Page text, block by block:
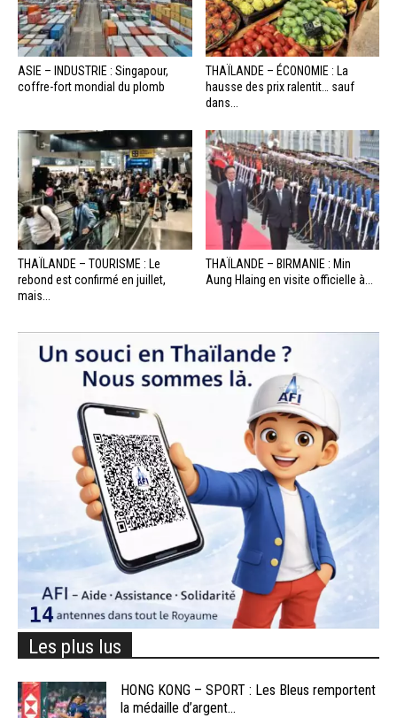
ASIE – INDUSTRIE : Singapour,
coffre-fort mondial du plomb
THAÏLANDE – ÉCONOMIE : La
hausse des prix ralentit… sauf
dans...
THAÏLANDE – TOURISME : Le
rebond est confirmé en juillet,
mais...
THAÏLANDE – BIRMANIE : Min
Aung Hlaing en visite officielle à...
Les plus lus
HONG KONG – SPORT : Les Bleus remportent
la médaille d’argent...